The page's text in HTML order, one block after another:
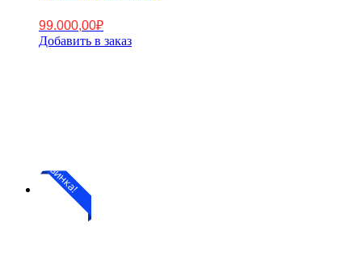
99.000,00₽
Добавить в заказ
Новинка!